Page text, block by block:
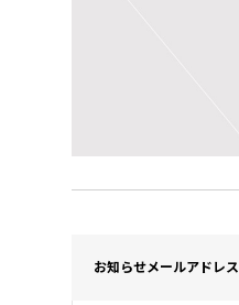
お知らせメールアドレス